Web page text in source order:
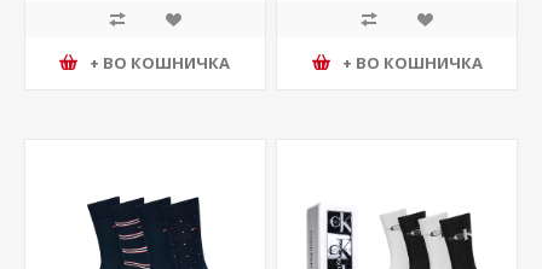
+ ВО КОШНИЧКА + ВО КОШНИЧКА